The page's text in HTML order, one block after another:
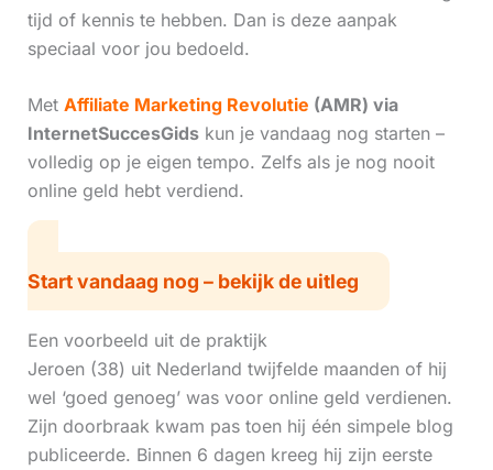
tijd of kennis te hebben. Dan is deze aanpak
speciaal voor jou bedoeld.
Met Affiliate Marketing Revolutie (AMR) via
InternetSuccesGidskun je vandaag nog starten –
volledig op je eigen tempo. Zelfs als je nog nooit
online geld hebt verdiend.
Start vandaag nog – bekijk de uitleg
Een voorbeeld uit de praktijk
Jeroen (38) uit Nederland twijfelde maanden of hij
wel ‘goed genoeg’ was voor online geld verdienen.
Zijn doorbraak kwam pas toen hij één simpele blog
publiceerde. Binnen 6 dagen kreeg hij zijn eerste